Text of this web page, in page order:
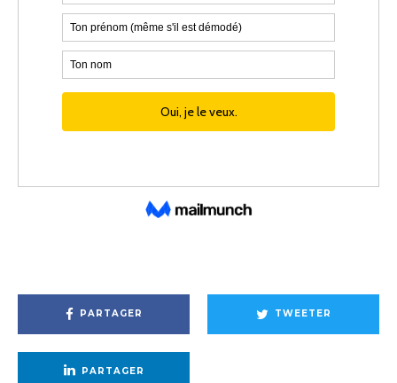
PARTAGER TWEETER
PARTAGER